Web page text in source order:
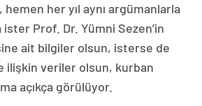
hemen her yıl aynı argümanlarla
Prof. Dr. Yümni Sezen’in
ait bilgiler olsun, isterse de
ilişkin veriler olsun, kurban
açıkça görülüyor.